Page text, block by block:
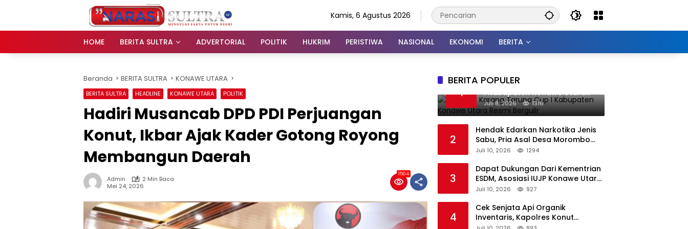
Kamis, 6 Agustus 2026
HOME BERITA SULTRA ADVERTORIAL POLITIK HUKRIM PERISTIWA NASIONAL EKONOMI BERITA
Beranda BERITA SULTRA KONAWE UTARA
BERITA SULTRA HEADLINE KONAWE UTARA POLITIK
Hadiri Musancab DPD PDI Perjuangan
Konut, Ikbar Ajak Kader Gotong Royong
Membangun Daerah
Admin
2 Min Baca
Mei 24, 2026
1504
BERITA POPULER
1
Perdana, Karang Taruna Cup
I Kabupaten Konawe Utara
Resmi Bergulir
Juli 8, 2026 1316
2
Hendak Edarkan Narkotika Jenis
Sabu, Pria Asal Desa Morombo
Pantai Diamankan Polisi
Juli 10, 2026 1294
3
Dapat Dukungan Dari Kementrian
ESDM, Asosiasi IUJP Konawe Utara
Bakal Kunjungi Pemegang IUP di
Juli 10, 2026 927
4
Cek Senjata Api Organik
Inventaris, Kapolres Konut
Pastikan Kondisi Terawat dan Siap